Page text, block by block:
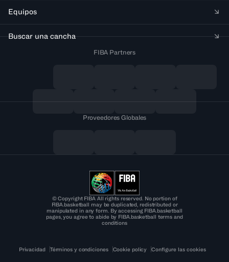
Equipos
Buscar una cancha
FIBA Partners
Proveedores Globales
© Copyright FIBA All rights reserved. No portion of
FIBA.basketball may be duplicated, redistributed or
manipulated in any form. By accessing FIBA.basketball
pages, you agree to abide by FIBA.basketball terms and
conditions
Privacidad Términos y condiciones Cookie policy Configure las cookies